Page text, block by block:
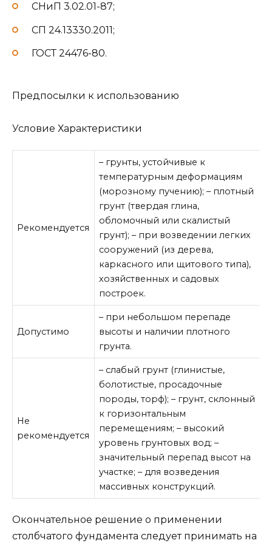
СНиП 3.02.01-87;
СП 24.13330.2011;
ГОСТ 24476-80.
Предпосылки к использованию
Условие Характеристики
Рекомендуется
– грунты, устойчивые к
температурным деформациям
(морозному пучению); – плотный
грунт (твердая глина,
обломочный или скалистый
грунт); – при возведении легких
сооружений (из дерева,
каркасного или щитового типа),
хозяйственных и садовых
построек.
Допустимо
– при небольшом перепаде
высоты и наличии плотного
грунта.
Не
рекомендуется
– слабый грунт (глинистые,
болотистые, просадочные
породы, торф); – грунт, склонный
к горизонтальным
перемещениям; – высокий
уровень грунтовых вод; –
значительный перепад высот на
участке; – для возведения
массивных конструкций.
Окончательное решение о применении
столбчатого фундамента следует принимать на